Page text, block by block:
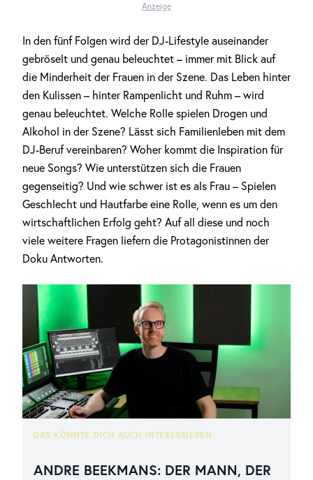
Anzeige
In den fünf Folgen wird der DJ-Lifestyle auseinander
gebröselt und genau beleuchtet – immer mit Blick auf
die Minderheit der Frauen in der Szene. Das Leben hinter
den Kulissen – hinter Rampenlicht und Ruhm – wird
genau beleuchtet. Welche Rolle spielen Drogen und
Alkohol in der Szene? Lässt sich Familienleben mit dem
DJ-Beruf vereinbaren? Woher kommt die Inspiration für
neue Songs? Wie unterstützen sich die Frauen
gegenseitig? Und wie schwer ist es als Frau – Spielen
Geschlecht und Hautfarbe eine Rolle, wenn es um den
wirtschaftlichen Erfolg geht? Auf all diese und noch
viele weitere Fragen liefern die Protagonistinnen der
Doku Antworten.
DAS KÖNNTE DICH AUCH INTERESSIEREN
ANDRE BEEKMANS: DER MANN, DER